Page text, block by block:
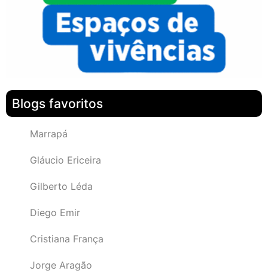
Blogs favoritos
Marrapá
Gláucio Ericeira
Gilberto Léda
Diego Emir
Cristiana França
Jorge Aragão